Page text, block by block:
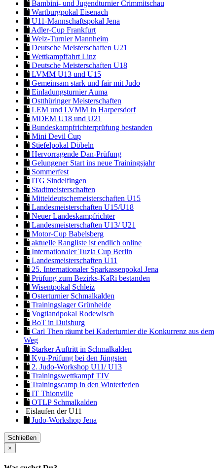
Bambini- und Jugendturnier Crimmitschau
Wartburgpokal Eisenach
U11-Mannschaftspokal Jena
Adler-Cup Frankfurt
Welz-Turnier Mannheim
Deutsche Meisterschaften U21
Wettkampffahrt Linz
Deutsche Meisterschaften U18
LVMM U13 und U15
Gemeinsam stark und fair mit Judo
Einladungsturnier Auma
Ostthüringer Meisterschaften
LEM und LVMM in Harpersdorf
MDEM U18 und U21
Bundeskampfrichterprüfung bestanden
Mini Devil Cup
Stiefelpokal Döbeln
Hervorragende Dan-Prüfung
Gelungener Start ins neue Trainingsjahr
Sommerfest
ITG Sindelfingen
Stadtmeisterschaften
Mitteldeutschemeisterschaften U15
Landesmeisterschaften U15/U18
Neuer Landeskampfrichter
Landesmeisterschaften U13/ U21
Motor-Cup Babelsberg
aktuelle Rangliste ist endlich online
Internationaler Tuzla Cup Berlin
Landesmeisterschaften U11
25. Internationaler Sparkassenpokal Jena
Prüfung zum Bezirks-KaRi bestanden
Wisentpokal Schleiz
Osterturnier Schmalkalden
Trainingslager Grünheide
Vogtlandpokal Rodewisch
BoT in Duisburg
Carl Then räumt bei Kaderturnier die Konkurrenz aus dem
Weg
Starker Auftritt in Schmalkalden
Kyu-Prüfung bei den Jüngsten
2. Judo-Workshop U11/ U13
Trainingswettkampf TJV
Trainingscamp in den Winterferien
IT Thionville
OTLP Schmalkalden
Eislaufen der U11
Judo-Workshop Jena
Schließen
×